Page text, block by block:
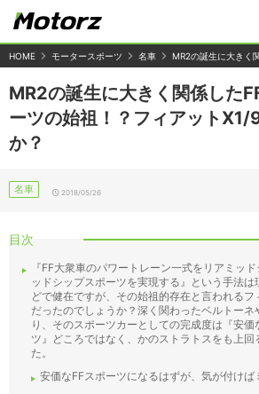
HOME モータースポーツ 名車 MR2の誕生に大きく
MR2の誕生に大きく関係した
ーツの始祖！？フィアットX1/
か？
名車 2018/05/26
目次
『FF大衆車のパワートレーン一式をリアミッ
ッドシップスポーツを実現する』という手法
どで健在ですが、その始祖的存在と言われる
だったのでしょうか？深く関わったベルトーネ
り、そのスポーツカーとしての完成度は『安価
ツ』どころではなく、かのストラトスをも上回
た。
安価なFFスポーツになるはずが、気が付け